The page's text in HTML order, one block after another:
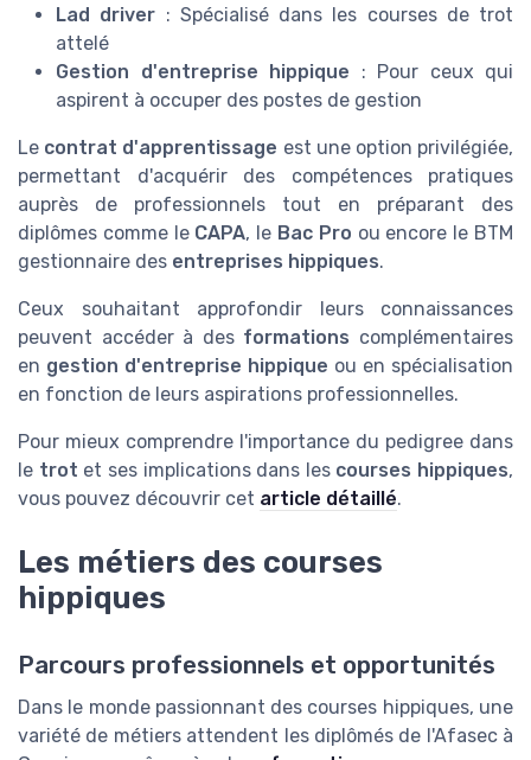
Lad driver : Spécialisé dans les courses de trot
attelé
Gestion d'entreprise hippique : Pour ceux qui
aspirent à occuper des postes de gestion
Le contrat d'apprentissage est une option privilégiée,
permettant d'acquérir des compétences pratiques
auprès de professionnels tout en préparant des
diplômes comme le CAPA, le Bac Pro ou encore le BTM
gestionnaire des entreprises hippiques.
Ceux souhaitant approfondir leurs connaissances
peuvent accéder à des formations complémentaires
en gestion d'entreprise hippique ou en spécialisation
en fonction de leurs aspirations professionnelles.
Pour mieux comprendre l'importance du pedigree dans
le trot et ses implications dans les courses hippiques,
vous pouvez découvrir cet article détaillé.
Les métiers des courses
hippiques
Parcours professionnels et opportunités
Dans le monde passionnant des courses hippiques, une
variété de métiers attendent les diplômés de l'Afasec à